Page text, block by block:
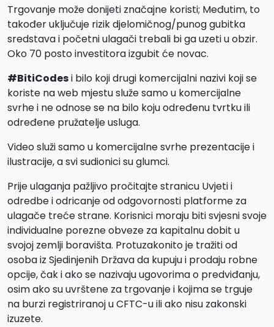
Trgovanje može donijeti značajne koristi; Međutim, to
također uključuje rizik djelomičnog/punog gubitka
sredstava i početni ulagači trebali bi ga uzeti u obzir.
Oko 70 posto investitora izgubit će novac.
#BitiCodesi bilo koji drugi komercijalni nazivi koji se
koriste na web mjestu služe samo u komercijalne
svrhe i ne odnose se na bilo koju određenu tvrtku ili
određene pružatelje usluga.
Video služi samo u komercijalne svrhe prezentacije i
ilustracije, a svi sudionici su glumci.
Prije ulaganja pažljivo pročitajte stranicu Uvjeti i
odredbe i odricanje od odgovornosti platforme za
ulagače treće strane. Korisnici moraju biti svjesni svoje
individualne porezne obveze za kapitalnu dobit u
svojoj zemlji boravišta. Protuzakonito je tražiti od
osoba iz Sjedinjenih Država da kupuju i prodaju robne
opcije, čak i ako se nazivaju ugovorima o predviđanju,
osim ako su uvrštene za trgovanje i kojima se trguje
na burzi registriranoj u CFTC-u ili ako nisu zakonski
izuzete.